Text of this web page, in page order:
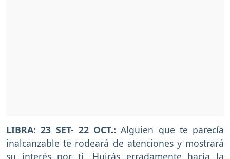
LIBRA: 23 SET- 22 OCT.: Alguien que te parecía
inalcanzable te rodeará de atenciones y mostrará
su interés por ti. Huirás erradamente hacia la